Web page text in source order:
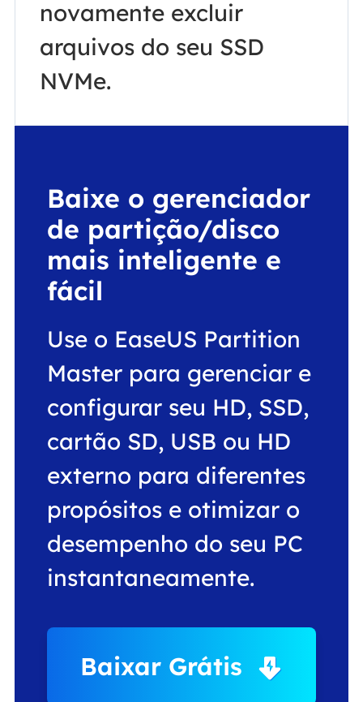
novamente excluir
arquivos do seu SSD
NVMe.
Baixe o gerenciador
de partição/disco
mais inteligente e
fácil
Use o EaseUS Partition
Master para gerenciar e
configurar seu HD, SSD,
cartão SD, USB ou HD
externo para diferentes
propósitos e otimizar o
desempenho do seu PC
instantaneamente.
Baixar Grátis